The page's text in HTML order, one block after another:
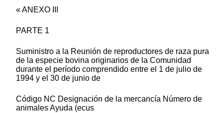
« ANEXO III
PARTE 1
Suministro a la Reunión de reproductores de raza pura
de la especie bovina originarios de la Comunidad
durante el período comprendido entre el 1 de julio de
1994 y el 30 de junio de
Código NC Designación de la mercancía Número de
animales Ayuda (ecus